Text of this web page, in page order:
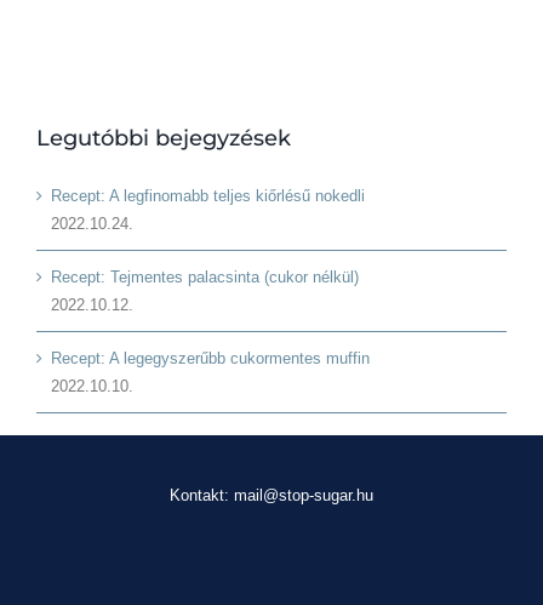
Legutóbbi bejegyzések
Recept: A legfinomabb teljes kiőrlésű nokedli
2022.10.24.
Recept: Tejmentes palacsinta (cukor nélkül)
2022.10.12.
Recept: A legegyszerűbb cukormentes muffin
2022.10.10.
Kontakt: mail@stop-sugar.hu